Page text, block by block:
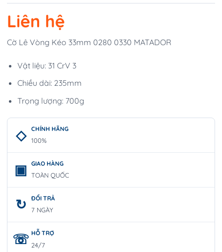
Liên hệ
Cờ Lê Vòng Kéo 33mm 0280 0330 MATADOR
Vật liệu: 31 CrV 3
Chiều dài: 235mm
Trọng lượng: 700g
CHÍNH HÃNG
100%
GIAO HÀNG
TOÀN QUỐC
ĐỔI TRẢ
7 NGÀY
HỖ TRỢ
24/7